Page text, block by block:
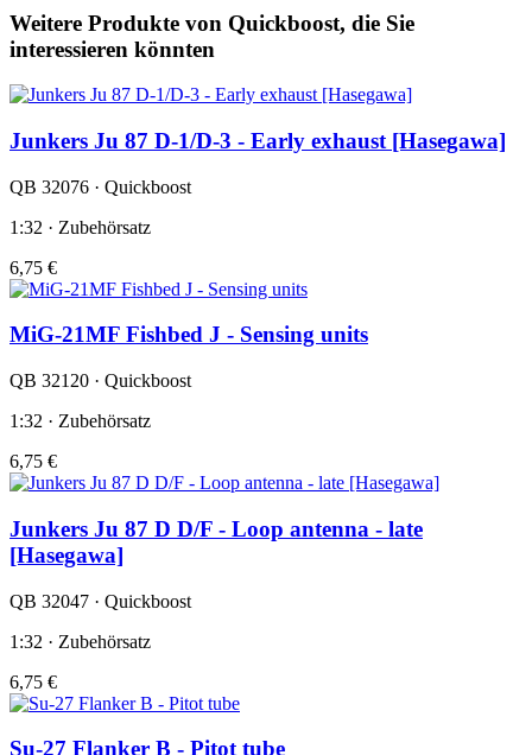
Weitere Produkte von Quickboost, die Sie
interessieren könnten
Junkers Ju 87 D-1/D-3 - Early exhaust [Hasegawa]
QB 32076 · Quickboost
1:32 · Zubehörsatz
6,75 €
MiG-21MF Fishbed J - Sensing units
QB 32120 · Quickboost
1:32 · Zubehörsatz
6,75 €
Junkers Ju 87 D D/F - Loop antenna - late
[Hasegawa]
QB 32047 · Quickboost
1:32 · Zubehörsatz
6,75 €
Su-27 Flanker B - Pitot tube